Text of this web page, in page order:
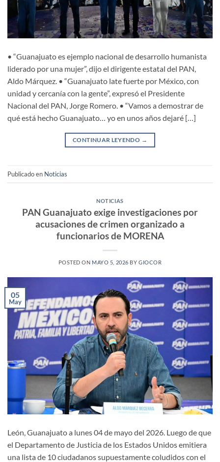
• “Guanajuato es ejemplo nacional de desarrollo humanista
liderado por una mujer”, dijo el dirigente estatal del PAN,
Aldo Márquez. • “Guanajuato late fuerte por México, con
unidad y cercanía con la gente”, expresó el Presidente
Nacional del PAN, Jorge Romero. • “Vamos a demostrar de
qué está hecho Guanajuato… yo en unos años dejaré […]
CONTINUAR LEYENDO →
Publicado en Noticias
NOTICIAS
PAN Guanajuato exige investigaciones por
acusaciones de crimen organizado a
funcionarios de MORENA
POSTED ON MAYO 5, 2026 BYGIOCOR
05
May
León, Guanajuato a lunes 04 de mayo del 2026. Luego de que
el Departamento de Justicia de los Estados Unidos emitiera
una lista de 10 ciudadanos supuestamente coludidos con el